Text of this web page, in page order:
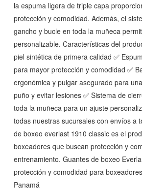
la espuma ligera de triple capa
protección y comodidad. Además, el
gancho y bucle en toda la muñeca
personalizable. Características del
piel sintética de primera calidad ✅
para mayor protección y comodidad ✅
ergonómica y pulgar asegurado para
puño y evitar lesiones ✅ Sistema de
toda la muñeca para un ajuste
todas nuestras sucursales con envíos a
de boxeo everlast 1910 classic es el
boxeadores que buscan protección y
entrenamiento. Guantes de boxeo
protección y comodidad para
Panamá